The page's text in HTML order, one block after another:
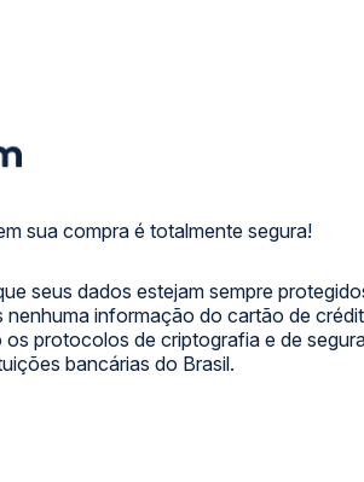
sua compra é totalmente segura!
seus dados estejam sempre
nenhuma informação do cartão de
os protocolos de criptografia e de
bancárias do Brasil.